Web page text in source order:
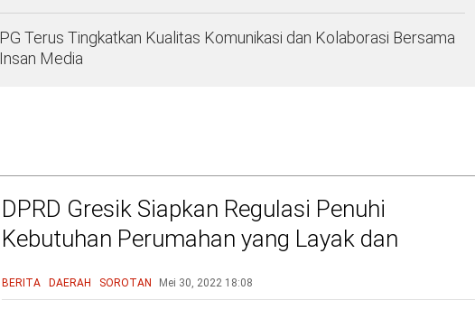
PG Terus Tingkatkan Kualitas Komunikasi dan Kolaborasi Bersama
Insan Media
DPRD Gresik Siapkan Regulasi Penuhi
Kebutuhan Perumahan yang Layak dan
BERITA DAERAH SOROTAN Mei 30, 2022 18:08